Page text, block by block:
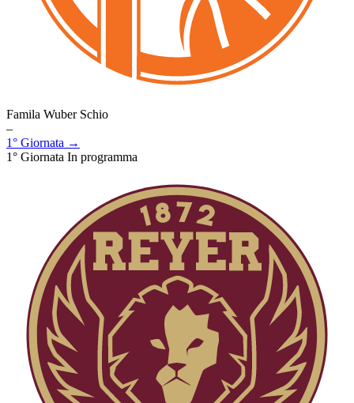
Famila Wuber Schio
–
1° Giornata →
1° Giornata In programma